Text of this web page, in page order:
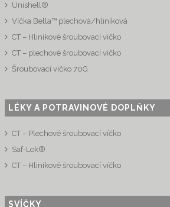
Unishell®
Víčka Bella™ plechová/hliníková
CT – Hliníkové šroubovací víčko
CT – plechové šroubovací víčko
Šroubovací víčko 70G
LÉKY A POTRAVINOVÉ DOPLŇKY
CT – Plechové šroubovací víčko
Saf-Lok®
CT – Hliníkové šroubovací víčko
SVÍČKY